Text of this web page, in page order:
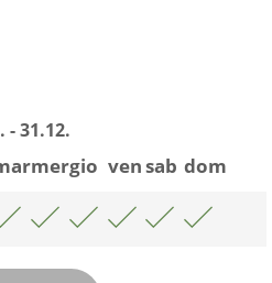
- 31.12.
mergio vensab dom